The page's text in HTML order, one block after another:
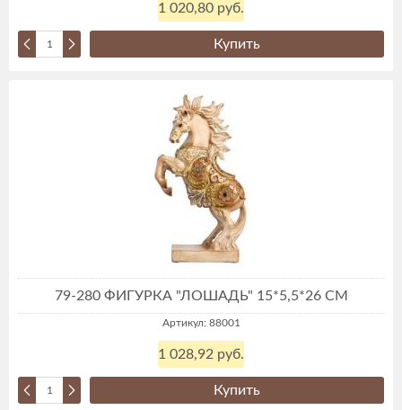
1 020,80 руб.
Купить
79-280 ФИГУРКА "ЛОШАДЬ" 15*5,5*26 СМ
Артикул: 88001
1 028,92 руб.
Купить